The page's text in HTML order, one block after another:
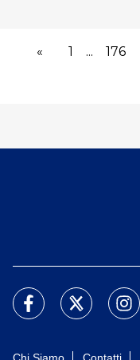
« 1 ... 176